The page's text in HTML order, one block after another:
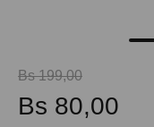
Bs 199,00
Bs 80,00